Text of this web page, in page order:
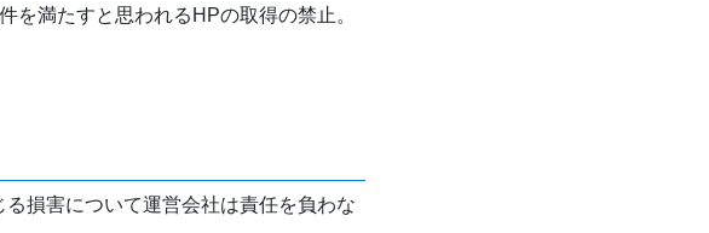
を満たすと思われるHPの取得の禁止。
損害について運営会社は責任を負わな